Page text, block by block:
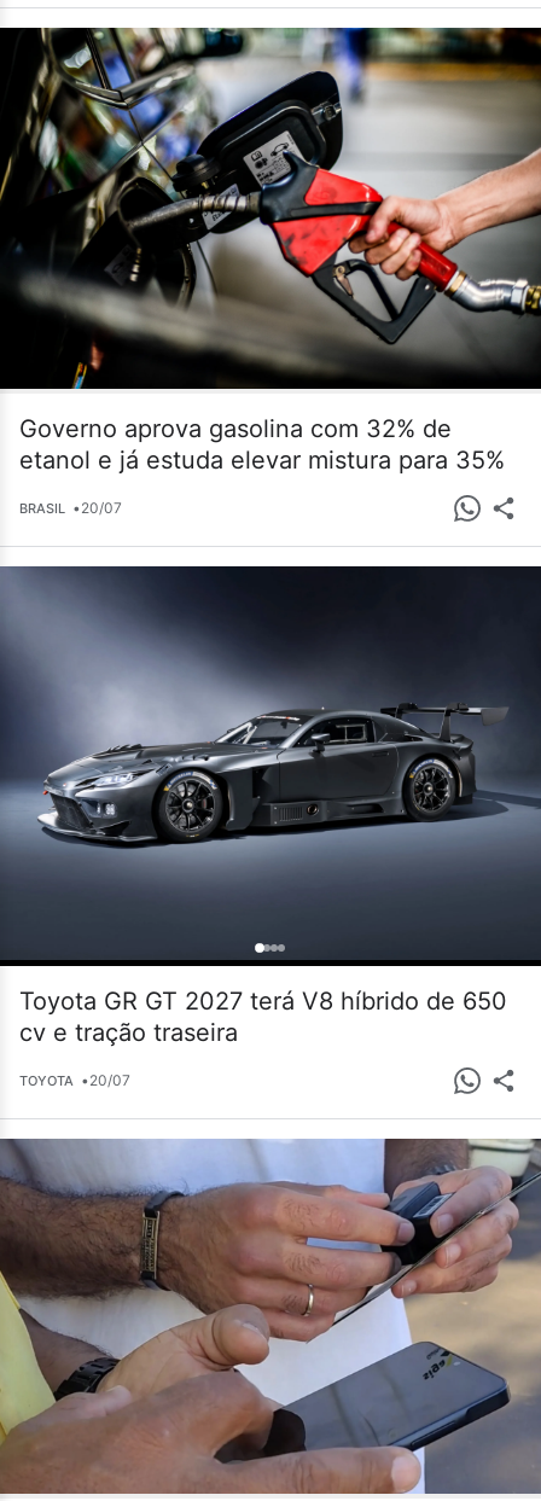
Governo aprova gasolina com 32% de
etanol e já estuda elevar mistura para 35%
BRASIL •20/07
Toyota GR GT 2027 terá V8 híbrido de 650
cv e tração traseira
TOYOTA •20/07